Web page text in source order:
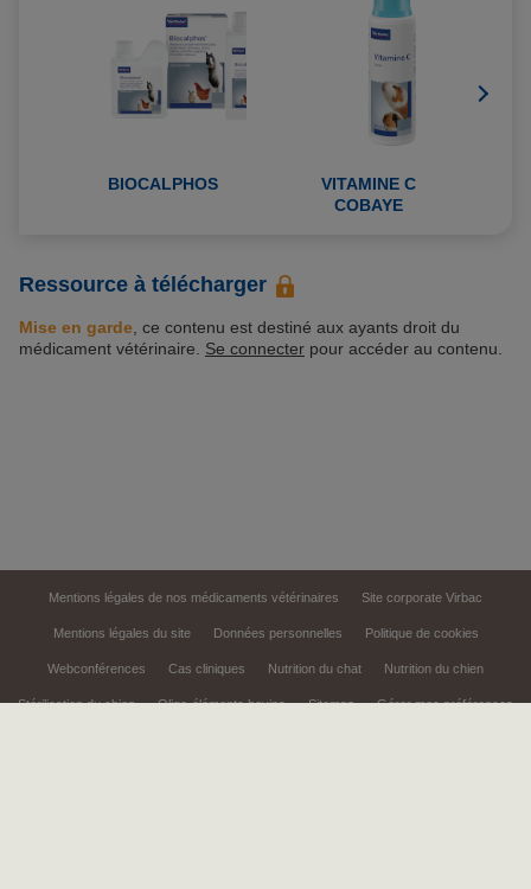
BIOCALPHOS
VITAMINE C
COBAYE
Ressource à télécharger
Mise en garde , ce contenu est destiné aux ayants droit du
médicament vétérinaire. Se connecter pour accéder au contenu.
Mentions légales de nos médicaments vétérinaires Site corporate Virbac
Mentions légales du site Données personnelles Politique de cookies
Webconférences Cas cliniques Nutrition du chat Nutrition du chien
Stérilisation du chien Oligo-éléments bovins Sitemap Gérer mes préférences